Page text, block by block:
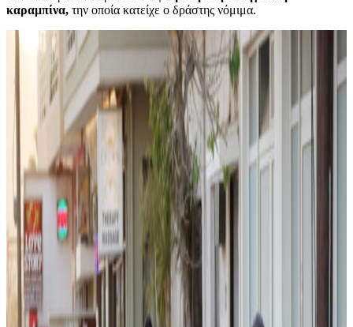
καραμπίνα, την οποία κατείχε ο δράστης νόμιμα.